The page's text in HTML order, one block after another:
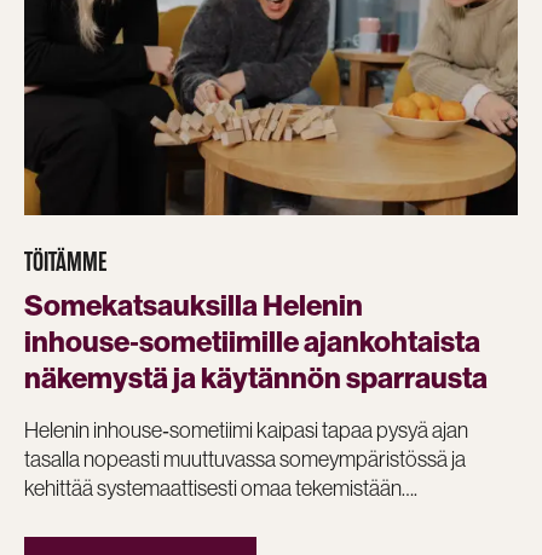
TÖITÄMME
Somekatsauksilla Helenin
inhouse‑sometiimille ajankohtaista
näkemystä ja käytännön sparrausta
Helenin inhouse‑sometiimi kaipasi tapaa pysyä ajan
tasalla nopeasti muuttuvassa someympäristössä ja
kehittää systemaattisesti omaa tekemistään….